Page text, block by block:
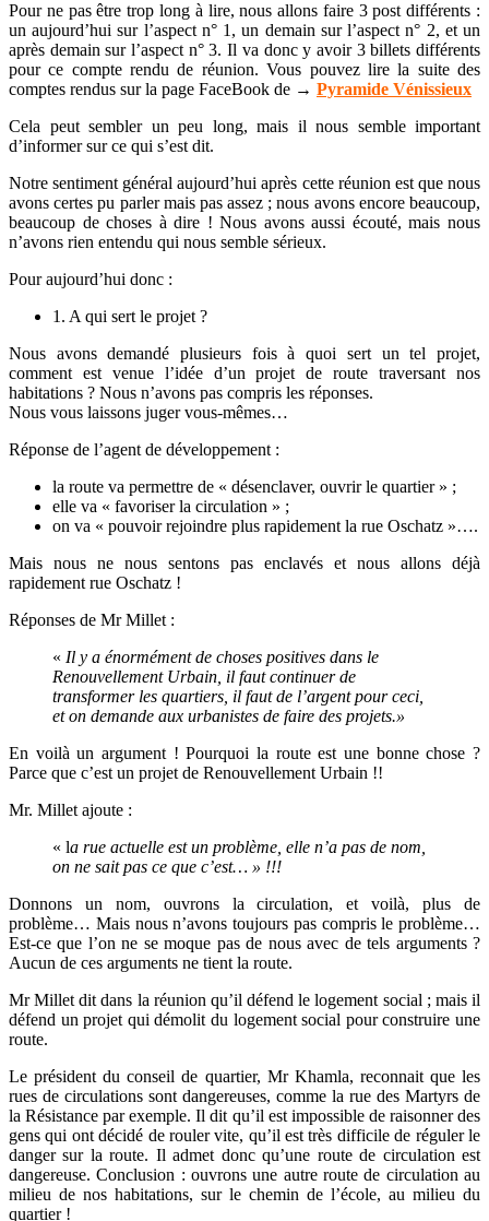
Pour ne pas être trop long à lire, nous allons faire 3 post différents :
un aujourd’hui sur l’aspect n° 1, un demain sur l’aspect n° 2, et un
après demain sur l’aspect n° 3. Il va donc y avoir 3 billets différents
pour ce compte rendu de réunion. Vous pouvez lire la suite des
comptes rendus sur la page FaceBook de → Pyramide Vénissieux
Cela peut sembler un peu long, mais il nous semble important
d’informer sur ce qui s’est dit.
Notre sentiment général aujourd’hui après cette réunion est que nous
avons certes pu parler mais pas assez ; nous avons encore beaucoup,
beaucoup de choses à dire ! Nous avons aussi écouté, mais nous
n’avons rien entendu qui nous semble sérieux.
Pour aujourd’hui donc :
1. A qui sert le projet ?
Nous avons demandé plusieurs fois à quoi sert un tel projet,
comment est venue l’idée d’un projet de route traversant nos
habitations ? Nous n’avons pas compris les réponses.
Nous vous laissons juger vous-mêmes…
Réponse de l’agent de développement :
la route va permettre de « désenclaver, ouvrir le quartier » ;
elle va « favoriser la circulation » ;
on va « pouvoir rejoindre plus rapidement la rue Oschatz »….
Mais nous ne nous sentons pas enclavés et nous allons déjà
rapidement rue Oschatz !
Réponses de Mr Millet :
« Il y a énormément de choses positives dans le
Renouvellement Urbain, il faut continuer de
transformer les quartiers, il faut de l’argent pour ceci,
et on demande aux urbanistes de faire des projets.»
En voilà un argument ! Pourquoi la route est une bonne chose ?
Parce que c’est un projet de Renouvellement Urbain !!
Mr. Millet ajoute :
« la rue actuelle est un problème, elle n’a pas de nom,
on ne sait pas ce que c’est… » !!!
Donnons un nom, ouvrons la circulation, et voilà, plus de
problème… Mais nous n’avons toujours pas compris le problème…
Est-ce que l’on ne se moque pas de nous avec de tels arguments ?
Aucun de ces arguments ne tient la route.
Mr Millet dit dans la réunion qu’il défend le logement social ; mais il
défend un projet qui démolit du logement social pour construire une
route.
Le président du conseil de quartier, Mr Khamla, reconnait que les
rues de circulations sont dangereuses, comme la rue des Martyrs de
la Résistance par exemple. Il dit qu’il est impossible de raisonner des
gens qui ont décidé de rouler vite, qu’il est très difficile de réguler le
danger sur la route. Il admet donc qu’une route de circulation est
dangereuse. Conclusion : ouvrons une autre route de circulation au
milieu de nos habitations, sur le chemin de l’école, au milieu du
quartier !